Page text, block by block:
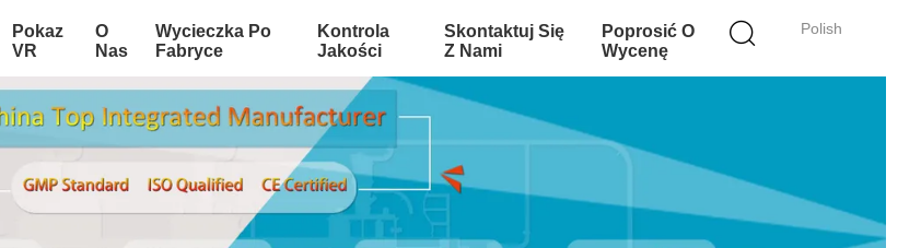
Polish
Pokaz
VR
O
Nas
Wycieczka Po
Fabryce
Kontrola
Jakości
Skontaktuj Się
Z Nami
Poprosić O
Wycenę